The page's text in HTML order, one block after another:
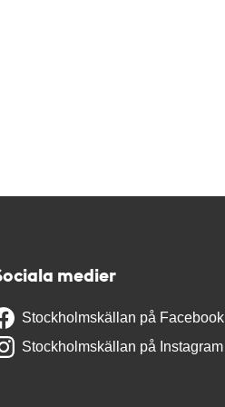
medier
Stockholmskällan på Facebook
Stockholmskällan på Instagram